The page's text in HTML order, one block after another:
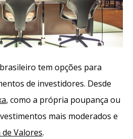
tem opções para
de investidores. Desde
, como a própria poupança ou
mais moderados e
de Valores.